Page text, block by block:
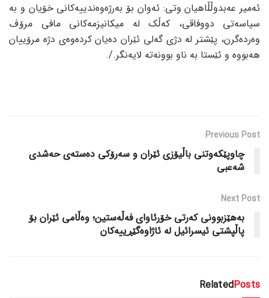
ئەمیر عەبدوڵڵاهیان وتی: ئەوان بۆ بەرژەوەندییەکانی خۆیان و بە
سیاسەتی دووفاقی، کەڵک لە میکانیزمەکانی مافی مرۆڤ
وەردەگرن، پێشتر لە دژی گەلی ئێران دەیان کردەوەی دژە مرۆییان
هەبووە و ئێستا بە ناو بوونەتە لایەنگر./.
Previous Post
چاوپێکەوتنی باڵیۆزی ئێران و سەرۆکی دەستەی حەشدی
شەعبی
Next Post
بەهێزبوونی کەرتی خۆرئاوای فەڵەستین؛ وەڵامی ئێران بۆ
پاڵپشتی ئیسرائیل لە ئاژاوەگێڕییەکان
RelatedPosts